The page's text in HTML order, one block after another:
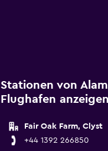
Stationen von
Flughafen anzeigen
Fair Oak Farm, Clyst
+44 1392 266850